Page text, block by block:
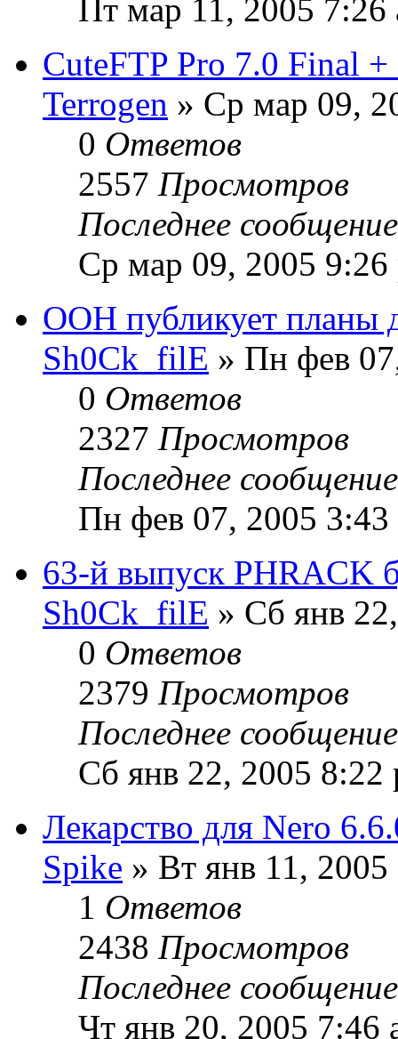
Пт мар 11, 2005 7:26
CuteFTP Pro 7.0 Final +
Terrogen » Ср мар 09,
0 Ответов
2557 Просмотров
Последнее
Ср мар 09, 2005 9:26
ООН публикует планы
Sh0Ck_filE » Пн фев
0 Ответов
2327 Просмотров
Последнее
Пн фев 07, 2005 3:43
63-й выпуск PHRACK
Sh0Ck_filE » Сб янв
0 Ответов
2379 Просмотров
Последнее
Сб янв 22, 2005 8:22
Лекарство для Nero
Spike » Вт янв 11, 2005
1 Ответов
2438 Просмотров
Последнее
Чт янв 20, 2005 7:46